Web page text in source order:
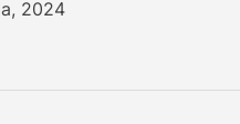
2024